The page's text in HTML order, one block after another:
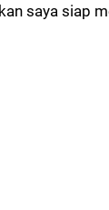
saya siap